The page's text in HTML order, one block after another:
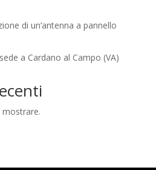
di un’antenna a pannello
a Cardano al Campo (VA)